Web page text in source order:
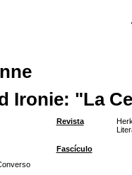
Ironie: "La
Revista
Fascículo